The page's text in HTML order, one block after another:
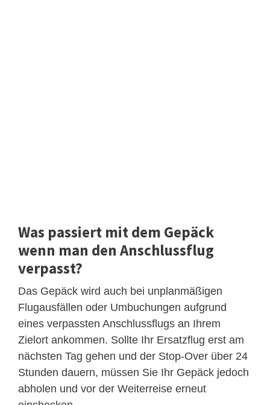
Was passiert mit dem Gepäck
wenn man den Anschlussflug
verpasst?
Das Gepäck wird auch bei unplanmäßigen
Flugausfällen oder Umbuchungen aufgrund
eines verpassten Anschlussflugs an Ihrem
Zielort ankommen. Sollte Ihr Ersatzflug erst am
nächsten Tag gehen und der Stop-Over über 24
Stunden dauern, müssen Sie Ihr Gepäck jedoch
abholen und vor der Weiterreise erneut